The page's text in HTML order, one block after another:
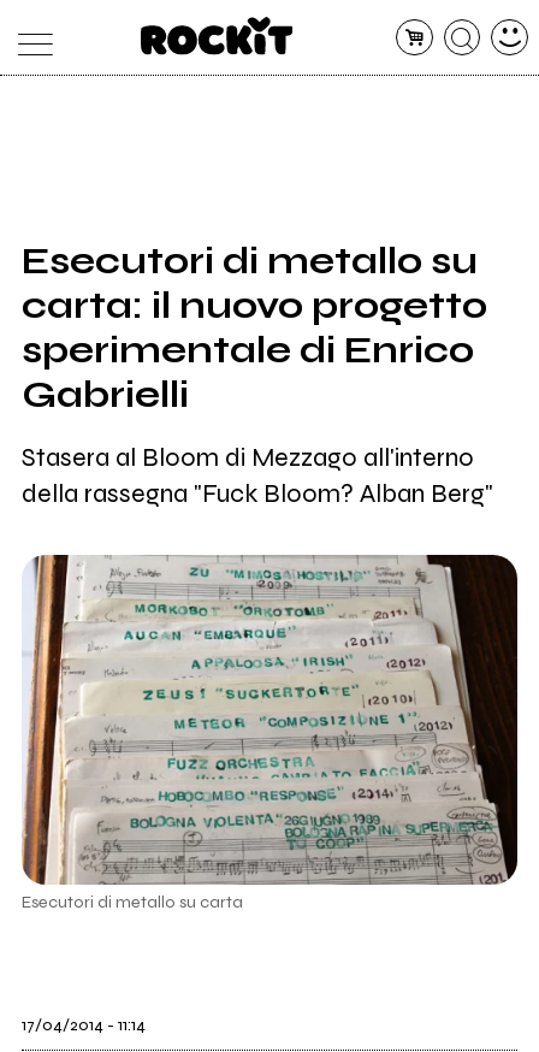
SHOP
RADIO
Esecutori di metallo su
carta: il nuovo progetto
sperimentale di Enrico
Gabrielli
Stasera al Bloom di Mezzago all'interno
della rassegna "Fuck Bloom? Alban Berg"
Esecutori di metallo su carta
17/04/2014 - 11:14